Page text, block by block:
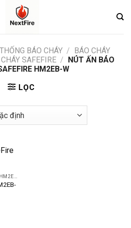
BÁO CHÁY / BÁO CHÁY
SAFEFIRE / NÚT ẤN BÁO
HM2EB-W
LỌC